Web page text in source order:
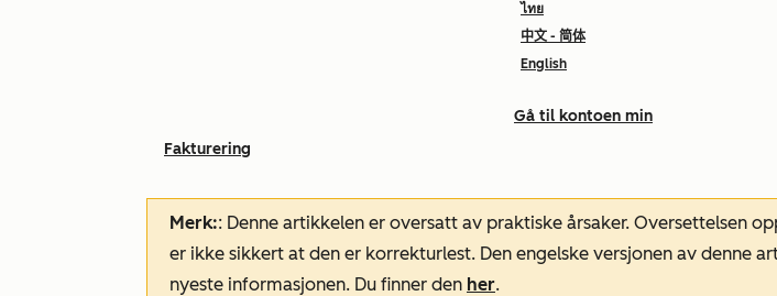
ไทย
中文 - 简体
English
Gå til kontoen min
Fakturering
Merk:: Denne artikkelen er oversatt av praktiske årsaker. Oversettelsen
er ikke sikkert at den er korrekturlest. Den engelske versjonen av denne
nyeste informasjonen. Du finner den her.